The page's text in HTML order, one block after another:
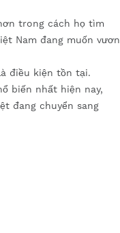
trong cách họ tìm
Nam đang muốn vươn
điều kiện tồn tại.
biến nhất hiện nay,
đang chuyển sang